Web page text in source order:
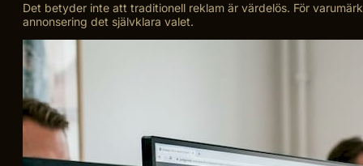
Det betyder inte att traditionell reklam är värdelös. För
annonsering det självklara valet.